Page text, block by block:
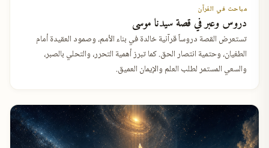
مباحث في القرآن
دروس وعبر في قصة سيدنا موسى
تستعرض القصة دروساً قرآنية خالدة في بناء الأمم، وصمود العقيدة أمام
الطغيان، وحتمية انتصار الحق. كما تبرز أهمية التحرر، والتحلي بالصبر،
والسعي المستمر لطلب العلم والإيمان العميق.